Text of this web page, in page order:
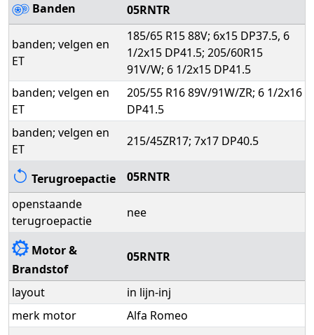
Banden
05RNTR
banden; velgen en
ET
185/65 R15 88V; 6x15 DP37.5, 6
1/2x15 DP41.5; 205/60R15
91V/W; 6 1/2x15 DP41.5
banden; velgen en
ET
205/55 R16 89V/91W/ZR; 6 1/2x16
DP41.5
banden; velgen en
ET
215/45ZR17; 7x17 DP40.5
Terugroepactie
05RNTR
openstaande
terugroepactie
nee
Motor &
Brandstof
05RNTR
layout
in lijn-inj
merk motor
Alfa Romeo